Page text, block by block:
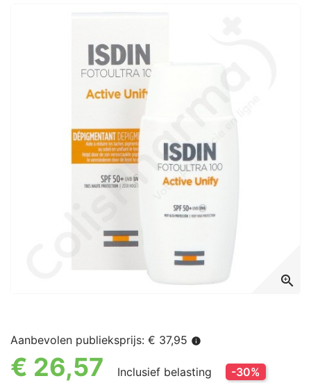
zoom_in
Aanbevolen publieksprijs: € 37,95 info
€ 26,57 Inclusief belasting -30%